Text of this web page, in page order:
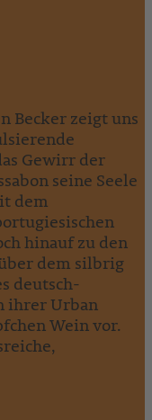
Becker zeigt uns
Gewirr der
seine Seele
dem
hinauf zu den
dem silbrig
deutsch-
ihrer Urban
Wein vor.